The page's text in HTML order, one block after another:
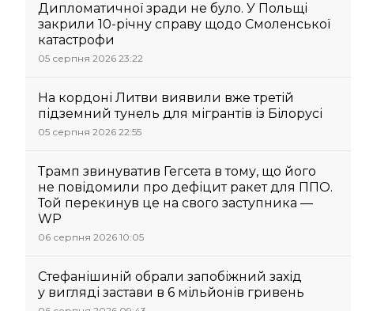
Дипломатичної зради не було. У Польщі
закрили 10-річну справу щодо Смоленської
катастрофи
05 серпня 2026 23:22
На кордоні Литви виявили вже третій
підземний тунель для мігрантів із Білорусі
05 серпня 2026 22:55
Трамп звинуватив Гегсета в тому, що його
не повідомили про дефіцит ракет для ППО.
Той перекинув це на свого заступника —
WP
06 серпня 2026 10:05
Стефанішиній обрали запобіжний захід
у вигляді застави в 6 мільйонів гривень